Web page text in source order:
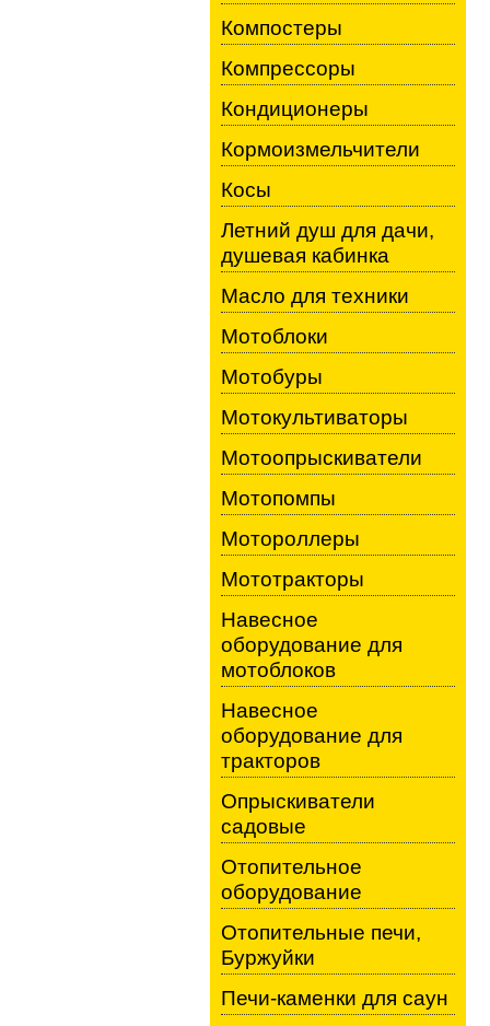
Компостеры
Компрессоры
Кондиционеры
Кормоизмельчители
Косы
Летний душ для дачи,
душевая кабинка
Масло для техники
Мотоблоки
Мотобуры
Мотокультиваторы
Мотоопрыскиватели
Мотопомпы
Мотороллеры
Мототракторы
Навесное
оборудование для
мотоблоков
Навесное
оборудование для
тракторов
Опрыскиватели
садовые
Отопительное
оборудование
Отопительные печи,
Буржуйки
Печи-каменки для саун